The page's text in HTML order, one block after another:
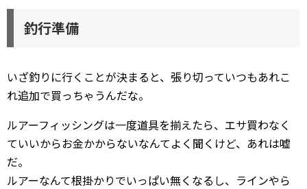
釣行準備
いざ釣りに行くことが決まると、張り切っていつもあれこ
れ追加で買っちゃうんだな。
ルアーフィッシングは一度道具を揃えたら、エサ買わなく
ていいからお金かからないなんてよく聞くけど、あれは嘘
だ。
ルアーなんて根掛かりでいっぱい無くなるし、ラインやら